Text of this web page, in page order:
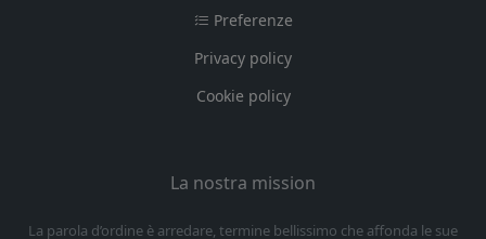
Preferenze
Privacy policy
Cookie policy
La nostra mission
La parola d’ordine è arredare, termine bellissimo che affonda le sue